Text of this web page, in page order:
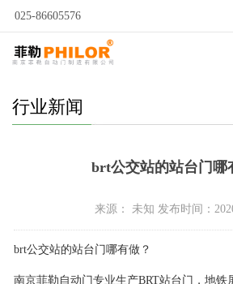
025-86605576
自动门
行业新闻
brt公交站的站台门哪
来源： 未知 发布时间：
brt公交站的站台门哪有做？
南京菲勒自动门专业生产BRT站台门，地铁